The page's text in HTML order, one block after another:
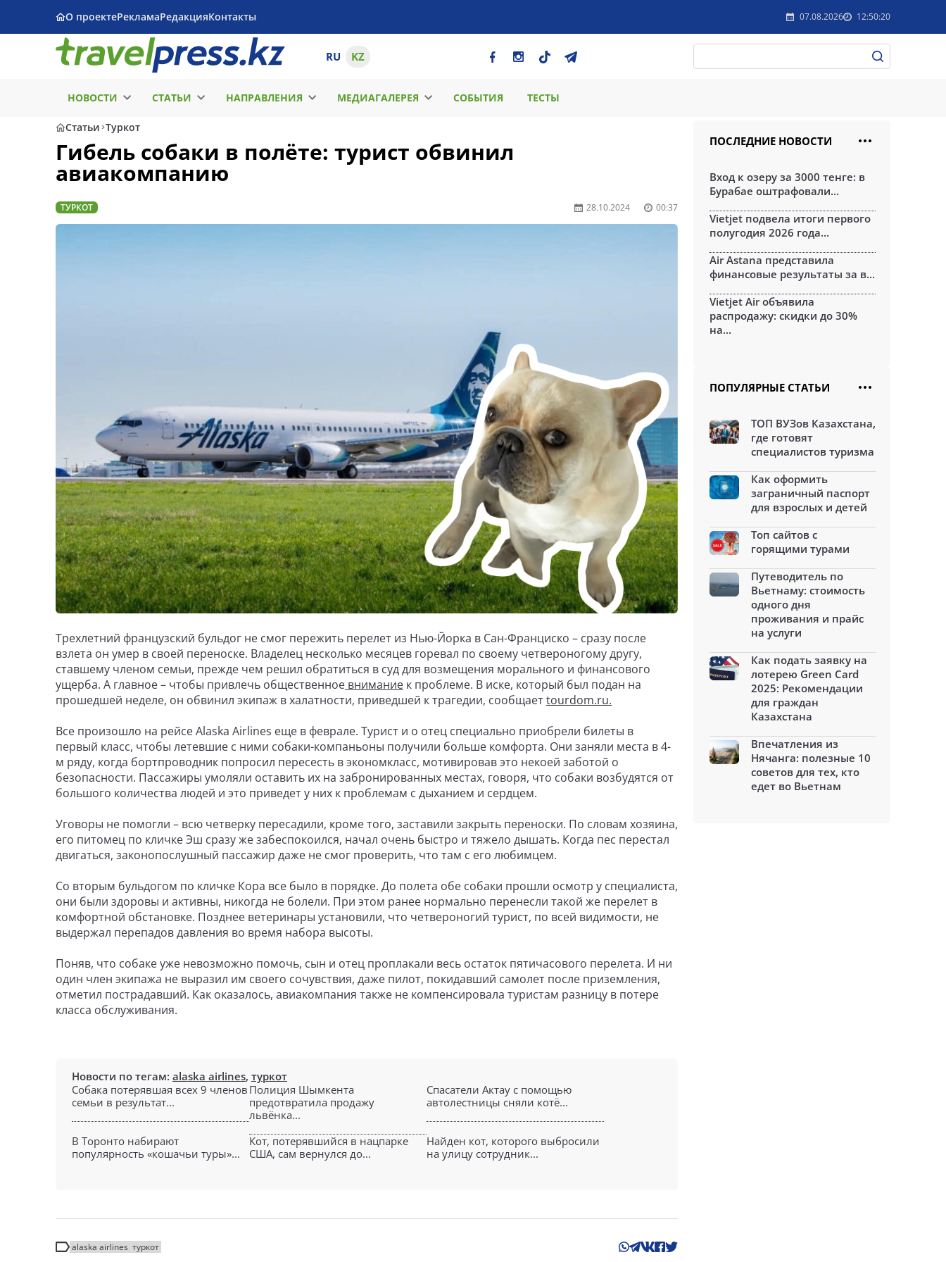
О проектеРекламаРедакцияКонтакты 07.08.2026 12:50:20
RU KZ
НОВОСТИ СТАТЬИ НАПРАВЛЕНИЯ МЕДИАГАЛЕРЕЯ СОБЫТИЯ ТЕСТЫ
Статьи Туркот
Гибель собаки в полёте: турист обвинил
авиакомпанию
ТУРКОТ 28.10.2024 00:37
Трехлетний французский бульдог не смог пережить перелет из Нью-Йорка в Сан-Франциско – сразу после
взлета он умер в своей переноске. Владелец несколько месяцев горевал по своему четвероногому другу,
ставшему членом семьи, прежде чем решил обратиться в суд для возмещения морального и финансового
ущерба. А главное – чтобы привлечь общественное внимание к проблеме. В иске, который был подан на
прошедшей неделе, он обвинил экипаж в халатности, приведшей к трагедии, сообщаетtourdom.ru.
Все произошло на рейсе Alaska Airlines еще в феврале. Турист и о отец специально приобрели билеты в
первый класс, чтобы летевшие с ними собаки-компаньоны получили больше комфорта. Они заняли места в 4-
м ряду, когда бортпроводник попросил пересесть в экономкласс, мотивировав это некоей заботой о
безопасности. Пассажиры умоляли оставить их на забронированных местах, говоря, что собаки возбудятся от
большого количества людей и это приведет у них к проблемам с дыханием и сердцем.
Уговоры не помогли – всю четверку пересадили, кроме того, заставили закрыть переноски. По словам хозяина,
его питомец по кличке Эш сразу же забеспокоился, начал очень быстро и тяжело дышать. Когда пес перестал
двигаться, законопослушный пассажир даже не смог проверить, что там с его любимцем.
Со вторым бульдогом по кличке Кора все было в порядке. До полета обе собаки прошли осмотр у специалиста,
они были здоровы и активны, никогда не болели. При этом ранее нормально перенесли такой же перелет в
комфортной обстановке. Позднее ветеринары установили, что четвероногий турист, по всей видимости, не
выдержал перепадов давления во время набора высоты.
Поняв, что собаке уже невозможно помочь, сын и отец проплакали весь остаток пятичасового перелета. И ни
один член экипажа не выразил им своего сочувствия, даже пилот, покидавший самолет после приземления,
отметил пострадавший. Как оказалось, авиакомпания также не компенсировала туристам разницу в потере
класса обслуживания.
Новости по тегам: alaska airlines, туркот
Собака потерявшая всех 9 членов
семьи в результат...
Полиция Шымкента
предотвратила продажу
львёнка...
Спасатели Актау с помощью
автолестницы сняли котё...
В Торонто набирают
популярность «кошачьи туры»...
Кот, потерявшийся в нацпарке
США, сам вернулся до...
Найден кот, которого выбросили
на улицу сотрудник...
alaska airlines туркот
ПОСЛЕДНИЕ НОВОСТИ
Вход к озеру за 3000 тенге: в
Бурабае оштрафовали...
Vietjet подвела итоги первого
полугодия 2026 года...
Air Astana представила
финансовые результаты за в...
Vietjet Air объявила
распродажу: скидки до 30%
на...
ПОПУЛЯРНЫЕ СТАТЬИ
ТОП ВУЗов Казахстана,
где готовят
специалистов туризма
Как оформить
заграничный паспорт
для взрослых и детей
Топ сайтов с
горящими турами
Путеводитель по
Вьетнаму: стоимость
одного дня
проживания и прайс
на услуги
Как подать заявку на
лотерею Green Card
2025: Рекомендации
для граждан
Казахстана
Впечатления из
Нячанга: полезные 10
советов для тех, кто
едет во Вьетнам